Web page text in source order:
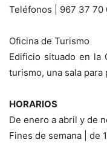
Teléfonos | 967 37 70
Oficina de Turismo
Edificio situado en la
turismo, una sala para
HORARIOS
De enero a abril y de
Fines de semana | de